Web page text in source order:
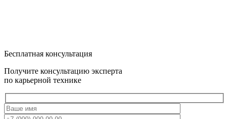
Бесплатная консультация
Получите консультацию эксперта
по карьерной технике